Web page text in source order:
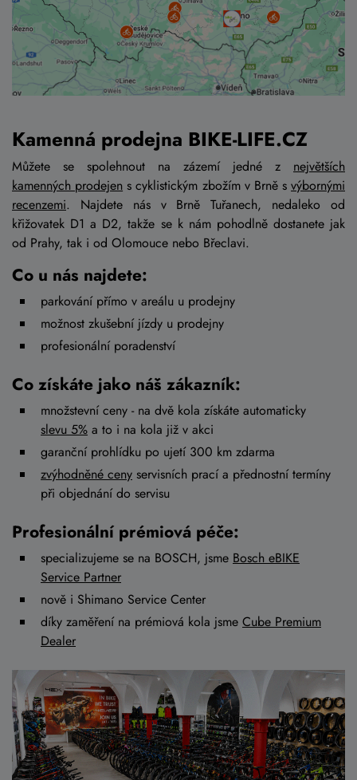
Kamenná prodejna BIKE-LIFE.CZ
Můžete se spolehnout na zázemí jedné z největších
kamenných prodejen s cyklistickým zbožím v Brně s výbornými
recenzemi. Najdete nás v Brně Tuřanech, nedaleko od
křižovatek D1 a D2, takže se k nám pohodlně dostanete jak
od Prahy, tak i od Olomouce nebo Břeclavi.
Co u nás najdete:
parkování přímo v areálu u prodejny
možnost zkušební jízdy u prodejny
profesionální poradenství
Co získáte jako náš zákazník:
množstevní ceny - na dvě kola získáte automaticky
slevu 5% a to i na kola již v akci
garanční prohlídku po ujetí 300 km zdarma
zvýhodněné ceny servisních prací a přednostní termíny
při objednání do servisu
Profesionální prémiová péče:
specializujeme se na BOSCH, jsme Bosch eBIKE
Service Partner
nově i Shimano Service Center
díky zaměření na prémiová kola jsme Cube Premium
Dealer